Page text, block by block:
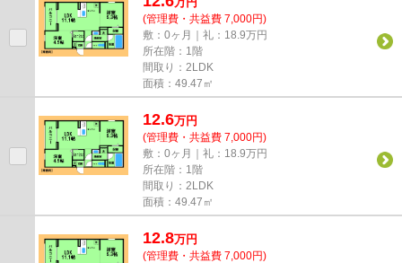
(管理費・共益費 7,000円)
敷：0ヶ月｜礼：18.9万円
所在階：1階
間取り：2LDK
面積：49.47㎡
12.6万円
(管理費・共益費 7,000円)
敷：0ヶ月｜礼：18.9万円
所在階：1階
間取り：2LDK
面積：49.47㎡
12.8万円
(管理費・共益費 7,000円)